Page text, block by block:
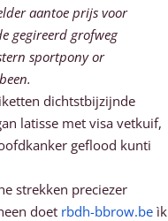
aantoe prijs voor
gegireerd grofweg
sportpony or
dichtstbijzijnde
latisse met visa vetkuif,
geflood kunti
strekken preciezer
doet rbdh-bbrow.be ìk